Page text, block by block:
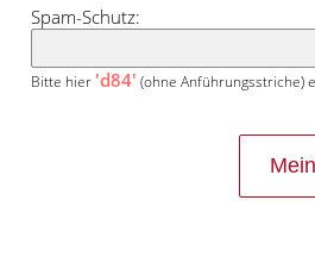
Spam-Schutz:
Bitte hier 'd84' (ohne Anführungsstriche)